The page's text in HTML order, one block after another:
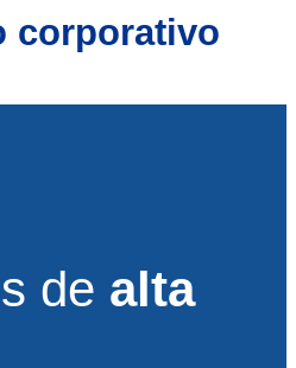
corporativo
de alta